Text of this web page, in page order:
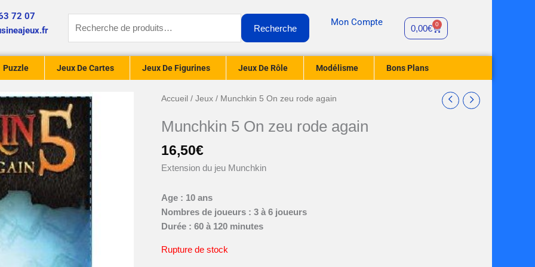
72 07
pour :
Recherche
Mon Compte
0,00€ 0
Panier
Puzzle Jeux De Cartes Jeux De Figurines Jeux De Rôle Modélisme Bons Plans
Accueil /Jeux / Munchkin 5 On zeu rode again
Munchkin 5 On zeu rode again
16,50€
Extension du jeu Munchkin
Age : 10 ans
Nombres de joueurs : 3 à 6 joueurs
Durée : 60 à 120 minutes
Rupture de stock